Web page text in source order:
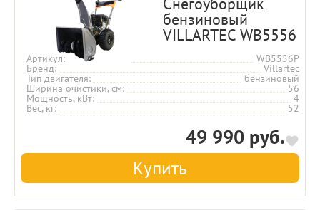
бензиновый
VILLARTEC WB5556
Артикул WB5556P
Бренд Villartec
Тип двигателя бензиновый
Ширина очистики, см 56
Мощность, кВт 4
Вес, кг 52
49 990 руб.
Купить